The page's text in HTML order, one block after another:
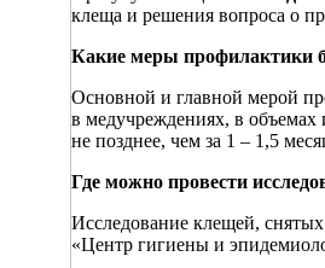
клеща и решения вопроса о
Какие меры профилактики
Основной и главной мерой
в медучреждениях, в
не позднее, чем за 1 – 1,5
Где можно провести
Исследование клещей,
«Центр гигиены и